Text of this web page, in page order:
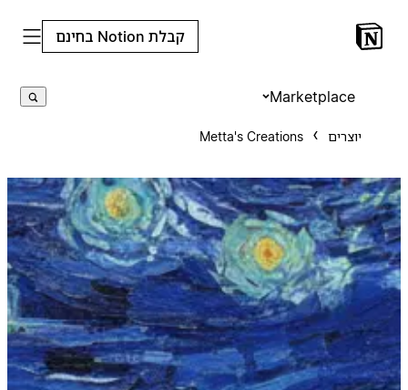
קבלת Notion בחינם
Marketplace
Metta's Creations